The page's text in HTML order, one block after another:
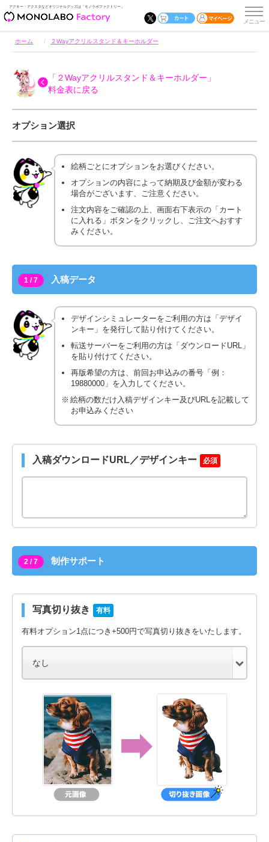
アクキー・アクスタなどオリジナルグッズは「モノラボファクトリー」
ホーム ２Wayアクリルスタンド＆キーホルダー
「２Wayアクリルスタンド＆キーホルダー」
料金表に戻る
オプション選択
絵柄ごとにオプションをお選びください。
オプションの内容によって納期及び金額が変わる
場合がございます、ご注意ください。
注文内容をご確認の上、画面右下表示の「カート
に入れる」ボタンをクリックし、ご注文へおすす
みください。
1 / 7 入稿データ
デザインシミュレーターをご利用の方は「デザイ
ンキー」を発行して貼り付けてください。
転送サーバーをご利用の方は「ダウンロードURL」
を貼り付けてください。
再版希望の方は、前回お申込みの番号「例：
19880000」を入力してください。
絵柄の数だけ入稿デザインキー及びURLを記載して
お申込みください
入稿ダウンロードURL／デザインキー 必須
2 / 7 制作サポート
写真切り抜き 有料
有料オプション1点につき+500円で写真切り抜きをいたします。